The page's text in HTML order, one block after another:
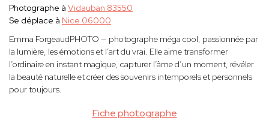
Fiche photographe
Photographe à Vidauban 83550
Se déplace à Nice 06000
Emma ForgeaudPHOTO — photographe méga cool, passionnée par
la lumière, les émotions et l’art du vrai. Elle aime transformer
l’ordinaire en instant magique, capturer l’âme d’un moment, révéler
la beauté naturelle et créer des souvenirs intemporels et personnels
pour toujours.